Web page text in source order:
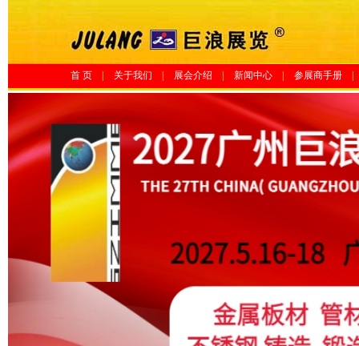
首 页 关于我们 展会介绍 新闻中心 参展商手册|